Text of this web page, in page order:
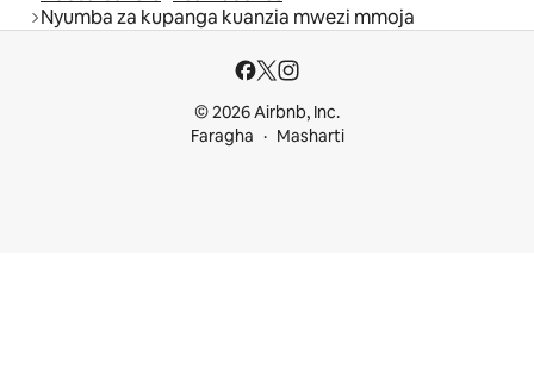
Nyumba za kupanga kuanzia mwezi mmoja
© 2026 Airbnb, Inc.
Faragha
Masharti